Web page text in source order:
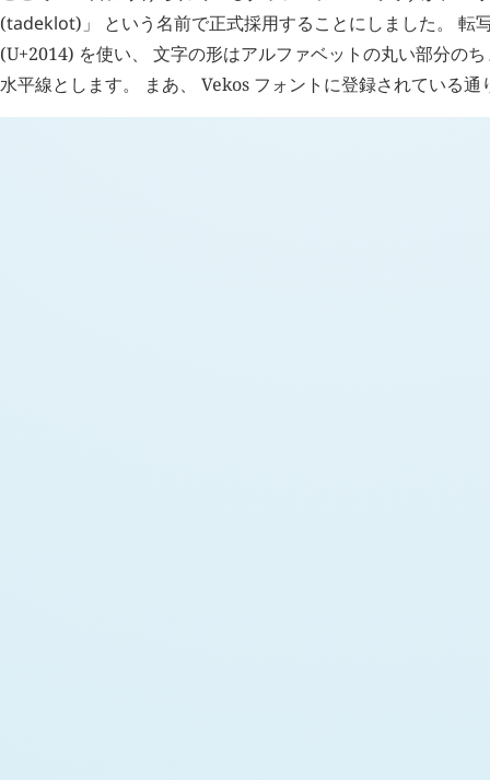
(tadeklot)」 という名前で正式採用することにしました。 転
(U+2014) を使い、 文字の形はアルファベットの丸い部分の
水平線とします。 まあ、 Vekos フォントに登録されている通